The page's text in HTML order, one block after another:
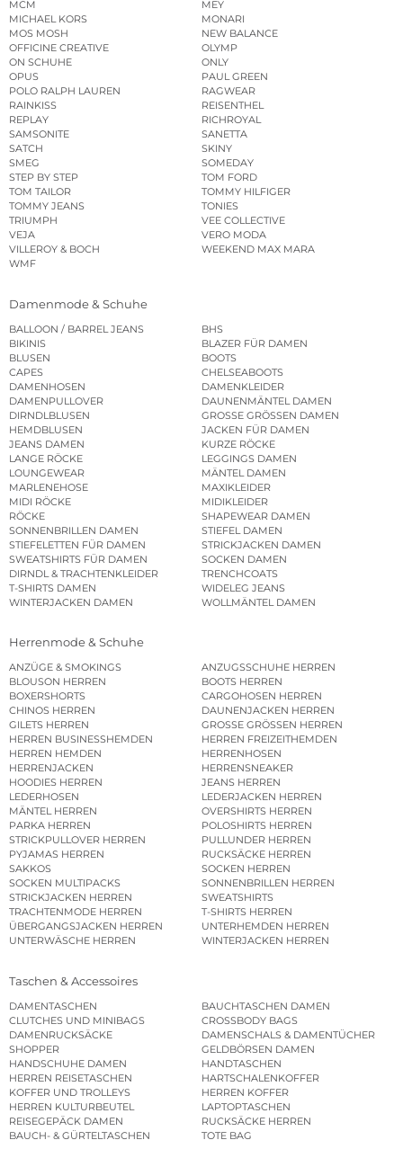
MCM
MEY
MICHAEL KORS
MONARI
MOS MOSH
NEW BALANCE
OFFICINE CREATIVE
OLYMP
ON SCHUHE
ONLY
OPUS
PAUL GREEN
POLO RALPH LAUREN
RAGWEAR
RAINKISS
REISENTHEL
REPLAY
RICHROYAL
SAMSONITE
SANETTA
SATCH
SKINY
SMEG
SOMEDAY
STEP BY STEP
TOM FORD
TOM TAILOR
TOMMY HILFIGER
TOMMY JEANS
TONIES
TRIUMPH
VEE COLLECTIVE
VEJA
VERO MODA
VILLEROY & BOCH
WEEKEND MAX MARA
WMF
Damenmode & Schuhe
BALLOON / BARREL JEANS
BHS
BIKINIS
BLAZER FÜR DAMEN
BLUSEN
BOOTS
CAPES
CHELSEABOOTS
DAMENHOSEN
DAMENKLEIDER
DAMENPULLOVER
DAUNENMÄNTEL DAMEN
DIRNDLBLUSEN
GROSSE GRÖSSEN DAMEN
HEMDBLUSEN
JACKEN FÜR DAMEN
JEANS DAMEN
KURZE RÖCKE
LANGE RÖCKE
LEGGINGS DAMEN
LOUNGEWEAR
MÄNTEL DAMEN
MARLENEHOSE
MAXIKLEIDER
MIDI RÖCKE
MIDIKLEIDER
RÖCKE
SHAPEWEAR DAMEN
SONNENBRILLEN DAMEN
STIEFEL DAMEN
STIEFELETTEN FÜR DAMEN
STRICKJACKEN DAMEN
SWEATSHIRTS FÜR DAMEN
SOCKEN DAMEN
DIRNDL & TRACHTENKLEIDER
TRENCHCOATS
T-SHIRTS DAMEN
WIDELEG JEANS
WINTERJACKEN DAMEN
WOLLMÄNTEL DAMEN
Herrenmode & Schuhe
ANZÜGE & SMOKINGS
ANZUGSSCHUHE HERREN
BLOUSON HERREN
BOOTS HERREN
BOXERSHORTS
CARGOHOSEN HERREN
CHINOS HERREN
DAUNENJACKEN HERREN
GILETS HERREN
GROSSE GRÖSSEN HERREN
HERREN BUSINESSHEMDEN
HERREN FREIZEITHEMDEN
HERREN HEMDEN
HERRENHOSEN
HERRENJACKEN
HERRENSNEAKER
HOODIES HERREN
JEANS HERREN
LEDERHOSEN
LEDERJACKEN HERREN
MÄNTEL HERREN
OVERSHIRTS HERREN
PARKA HERREN
POLOSHIRTS HERREN
STRICKPULLOVER HERREN
PULLUNDER HERREN
PYJAMAS HERREN
RUCKSÄCKE HERREN
SAKKOS
SOCKEN HERREN
SOCKEN MULTIPACKS
SONNENBRILLEN HERREN
STRICKJACKEN HERREN
SWEATSHIRTS
TRACHTENMODE HERREN
T-SHIRTS HERREN
ÜBERGANGSJACKEN HERREN
UNTERHEMDEN HERREN
UNTERWÄSCHE HERREN
WINTERJACKEN HERREN
Taschen & Accessoires
DAMENTASCHEN
BAUCHTASCHEN DAMEN
CLUTCHES UND MINIBAGS
CROSSBODY BAGS
DAMENRUCKSÄCKE
DAMENSCHALS & DAMENTÜCHER
SHOPPER
GELDBÖRSEN DAMEN
HANDSCHUHE DAMEN
HANDTASCHEN
HERREN REISETASCHEN
HARTSCHALENKOFFER
KOFFER UND TROLLEYS
HERREN KOFFER
HERREN KULTURBEUTEL
LAPTOPTASCHEN
REISEGEPÄCK DAMEN
RUCKSÄCKE HERREN
BAUCH- & GÜRTELTASCHEN
TOTE BAG